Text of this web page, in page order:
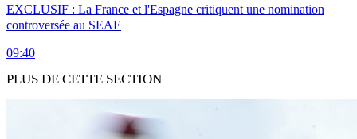
EXCLUSIF : La France et l'Espagne critiquent une nomination
controversée au SEAE
09:40
PLUS DE CETTE SECTION